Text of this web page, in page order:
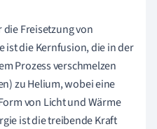
Freisetzung von
ist die Kernfusion, die in der
Prozess verschmelzen
zu Helium, wobei eine
von Licht und Wärme
ist die treibende Kraft